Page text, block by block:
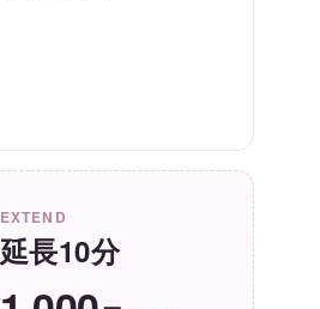
EXTEND
延長10分